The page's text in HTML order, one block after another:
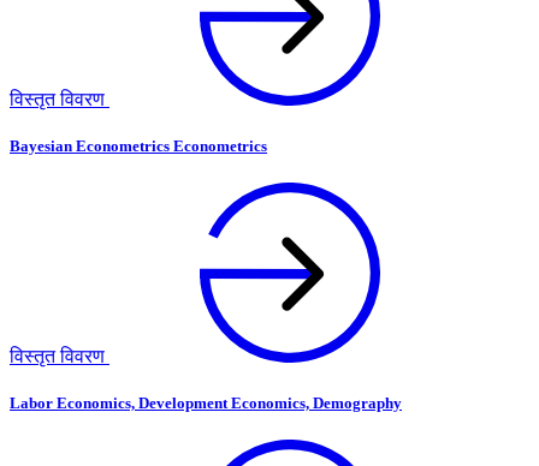
विस्तृत विवरण
Bayesian Econometrics Econometrics
विस्तृत विवरण
Labor Economics, Development Economics, Demography